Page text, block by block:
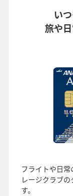
い
旅や
フライトや日常
レージクラブ
す。